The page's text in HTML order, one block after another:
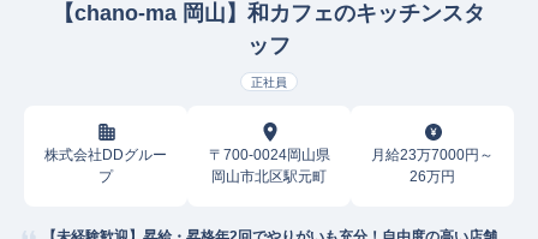
【chano-ma 岡山】和カフェのキッチンスタ
ッフ
正社員
株式会社DDグルー
プ
〒700-0024岡山県
岡山市北区駅元町
月給23万7000円～
26万円